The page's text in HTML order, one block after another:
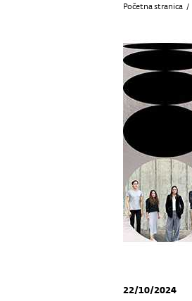
Početna stranica /
22/10/2024